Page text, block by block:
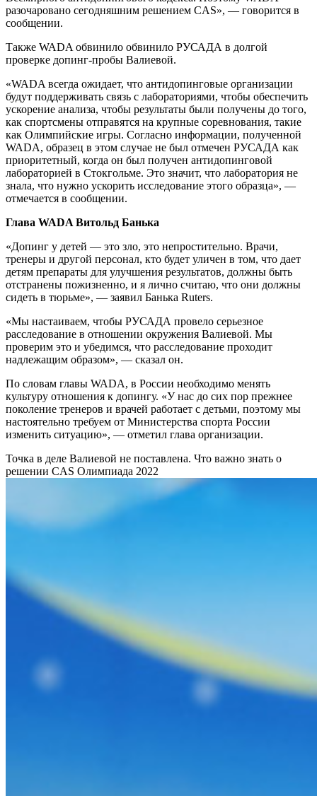
разочаровано сегодняшним решением CAS», — говорится в
сообщении.
Также WADA обвинило обвинило РУСАДА в долгой
проверке допинг-пробы Валиевой.
«WADA всегда ожидает, что антидопинговые организации
будут поддерживать связь с лабораториями, чтобы обеспечить
ускорение анализа, чтобы результаты были получены до того,
как спортсмены отправятся на крупные соревнования, такие
как Олимпийские игры. Согласно информации, полученной
WADA, образец в этом случае не был отмечен РУСАДА как
приоритетный, когда он был получен антидопинговой
лабораторией в Стокгольме. Это значит, что лаборатория не
знала, что нужно ускорить исследование этого образца», —
отмечается в сообщении.
Глава WADA Витольд Банька
«Допинг у детей — это зло, это непростительно. Врачи,
тренеры и другой персонал, кто будет уличен в том, что дает
детям препараты для улучшения результатов, должны быть
отстранены пожизненно, и я лично считаю, что они должны
сидеть в тюрьме», — заявил Банька Ruters.
«Мы настаиваем, чтобы РУСАДА провело серьезное
расследование в отношении окружения Валиевой. Мы
проверим это и убедимся, что расследование проходит
надлежащим образом», — сказал он.
По словам главы WADA, в России необходимо менять
культуру отношения к допингу. «У нас до сих пор прежнее
поколение тренеров и врачей работает с детьми, поэтому мы
настоятельно требуем от Министерства спорта России
изменить ситуацию», — отметил глава организации.
Точка в деле Валиевой не поставлена. Что важно знать о
решении CAS Олимпиада 2022